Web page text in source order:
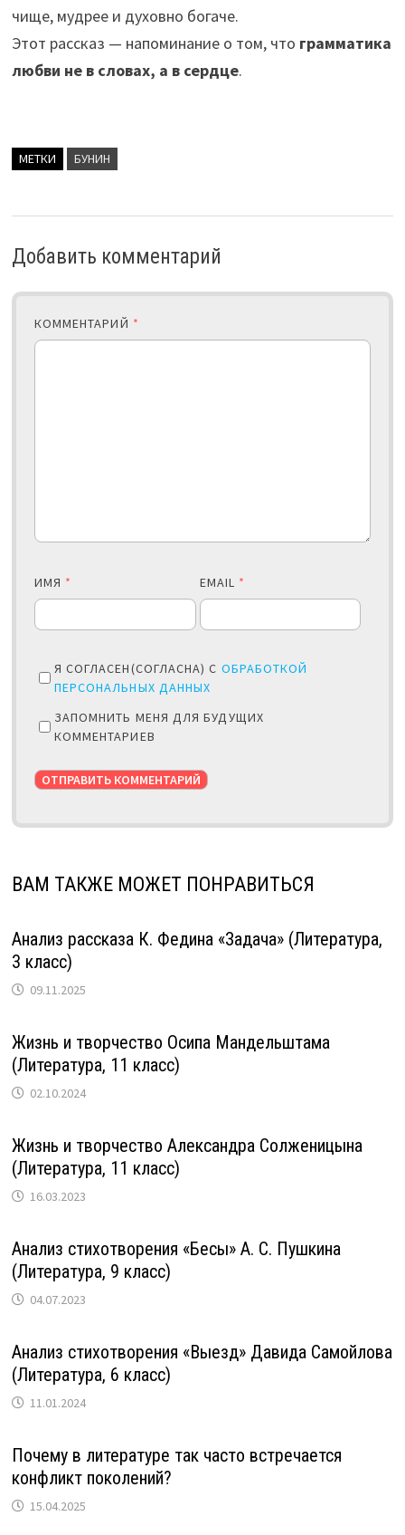
чище, мудрее и духовно богаче.
Этот рассказ — напоминание о том, что грамматика
любви не в словах, а в сердце.
МЕТКИ БУНИН
Добавить комментарий
КОММЕНТАРИЙ *
ИМЯ * EMAIL *
Я СОГЛАСЕН(СОГЛАСНА) С ОБРАБОТКОЙ
ПЕРСОНАЛЬНЫХ ДАННЫХ
ЗАПОМНИТЬ МЕНЯ ДЛЯ БУДУЩИХ
КОММЕНТАРИЕВ
ВАМ ТАКЖЕ МОЖЕТ ПОНРАВИТЬСЯ
Анализ рассказа К. Федина «Задача» (Литература,
3 класс)
09.11.2025
Жизнь и творчество Осипа Мандельштама
(Литература, 11 класс)
02.10.2024
Жизнь и творчество Александра Солженицына
(Литература, 11 класс)
16.03.2023
Анализ стихотворения «Бесы» А. С. Пушкина
(Литература, 9 класс)
04.07.2023
Анализ стихотворения «Выезд» Давида Самойлова
(Литература, 6 класс)
11.01.2024
Почему в литературе так часто встречается
конфликт поколений?
15.04.2025